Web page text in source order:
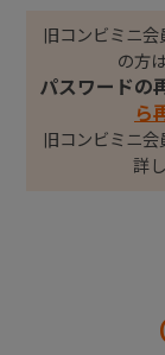
旧コンビミニ
の方
パスワードの
ら
旧コンビミニ会
詳